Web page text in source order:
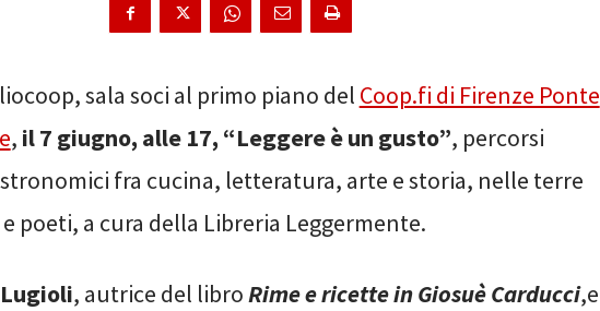
sala soci al primo piano del Coop.fi di Firenze Ponte
, il 7 giugno, alle 17, “Leggere è un gusto”, percorsi
fra cucina, letteratura, arte e storia, nelle terre
poeti, a cura della Libreria Leggermente.
, autrice del libroRime e ricette in Giosuè Carducci,e